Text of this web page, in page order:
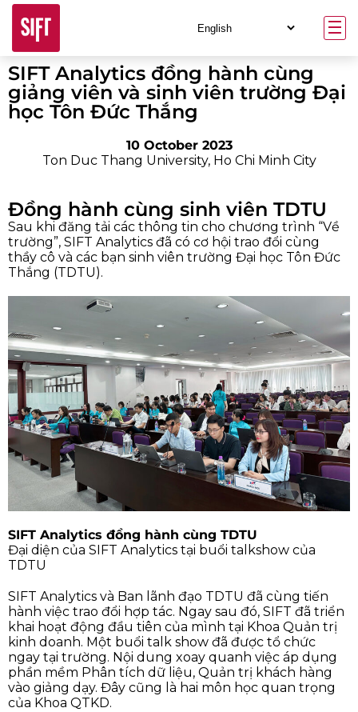
SIFT Analytics đồng hành cùng
giảng viên và sinh viên trường Đại
học Tôn Đức Thắng
10 October 2023
Ton Duc Thang University, Ho Chi Minh City
Đồng hành cùng sinh viên TDTU
Sau khi đăng tải các thông tin cho chương trình “Về
trường”, SIFT Analytics đã có cơ hội trao đổi cùng
thầy cô và các bạn sinh viên trường Đại học Tôn Đức
Thắng (TDTU).
SIFT Analytics đồng hành cùng TDTU
Đại diện của SIFT Analytics tại buổi talkshow của
TDTU
SIFT Analytics và Ban lãnh đạo TDTU đã cùng tiến
hành việc trao đổi hợp tác. Ngay sau đó, SIFT đã triển
khai hoạt động đầu tiên của mình tại Khoa Quản trị
kinh doanh. Một buổi talk show đã được tổ chức
ngay tại trường. Nội dung xoay quanh việc áp dụng
phần mềm Phân tích dữ liệu, Quản trị khách hàng
vào giảng dạy. Đây cũng là hai môn học quan trọng
của Khoa QTKD.